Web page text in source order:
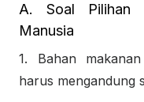
A. Soal Pilihan
Manusia
1. Bahan
harus mengandung